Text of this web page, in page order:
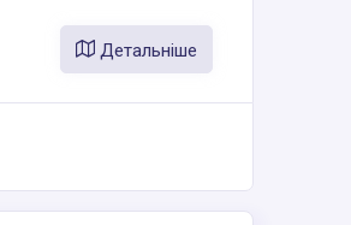
Детальніше